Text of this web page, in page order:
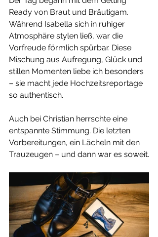
Ready von Braut und Bräutigam.
Während Isabella sich in ruhiger
Atmosphäre stylen ließ, war die
Vorfreude förmlich spürbar. Diese
Mischung aus Aufregung, Glück und
stillen Momenten liebe ich besonders
– sie macht jede Hochzeitsreportage
so authentisch.
Auch bei Christian herrschte eine
entspannte Stimmung. Die letzten
Vorbereitungen, ein Lächeln mit den
Trauzeugen – und dann war es soweit.